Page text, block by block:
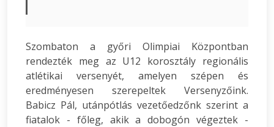
Szombaton a győri Olimpiai Központban
rendezték meg az U12 korosztály regionális
atlétikai versenyét, amelyen szépen és
eredményesen szerepeltek Versenyzőink.
Babicz Pál, utánpótlás vezetőedzőnk szerint a
fiatalok - főleg, akik a dobogón végeztek -